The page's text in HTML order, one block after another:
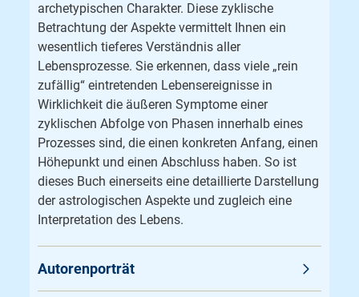
archetypischen Charakter. Diese zyklische
Betrachtung der Aspekte vermittelt Ihnen ein
wesentlich tieferes Verständnis aller
Lebensprozesse. Sie erkennen, dass viele „rein
zufällig“ eintretenden Lebensereignisse in
Wirklichkeit die äußeren Symptome einer
zyklischen Abfolge von Phasen innerhalb eines
Prozesses sind, die einen konkreten Anfang, einen
Höhepunkt und einen Abschluss haben. So ist
dieses Buch einerseits eine detaillierte Darstellung
der astrologischen Aspekte und zugleich eine
Interpretation des Lebens.
Autorenporträt